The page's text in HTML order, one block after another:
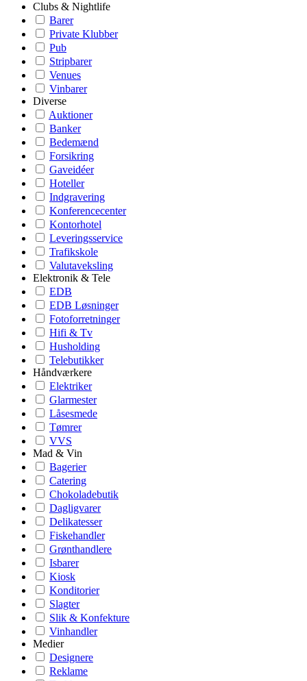
Clubs & Nightlife
Barer
Private Klubber
Pub
Stripbarer
Venues
Vinbarer
Diverse
Auktioner
Banker
Bedemænd
Forsikring
Gaveidéer
Hoteller
Indgravering
Konferencecenter
Kontorhotel
Leveringsservice
Trafikskole
Valutaveksling
Elektronik & Tele
EDB
EDB Løsninger
Fotoforretninger
Hifi & Tv
Husholding
Telebutikker
Håndværkere
Elektriker
Glarmester
Låsesmede
Tømrer
VVS
Mad & Vin
Bagerier
Catering
Chokoladebutik
Dagligvarer
Delikatesser
Fiskehandler
Grønthandlere
Isbarer
Kiosk
Konditorier
Slagter
Slik & Konfekture
Vinhandler
Medier
Designere
Reklame